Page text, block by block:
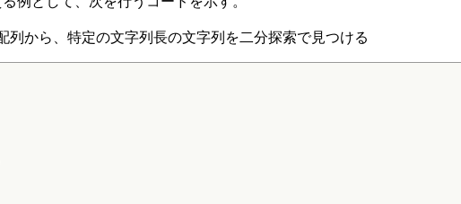
列から、特定の文字列長の文字列を二分探索で見つける